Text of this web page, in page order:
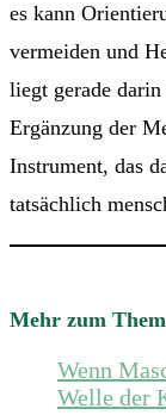
es kann
vermeiden und
liegt gerade
Ergänzung der
Instrument, das
tatsächlich
Mehr zum
Wenn
Welle der